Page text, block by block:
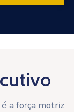
a força motriz